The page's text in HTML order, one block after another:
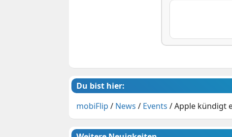
Du bist hier:
mobiFlip / News / Events /Apple kündigt